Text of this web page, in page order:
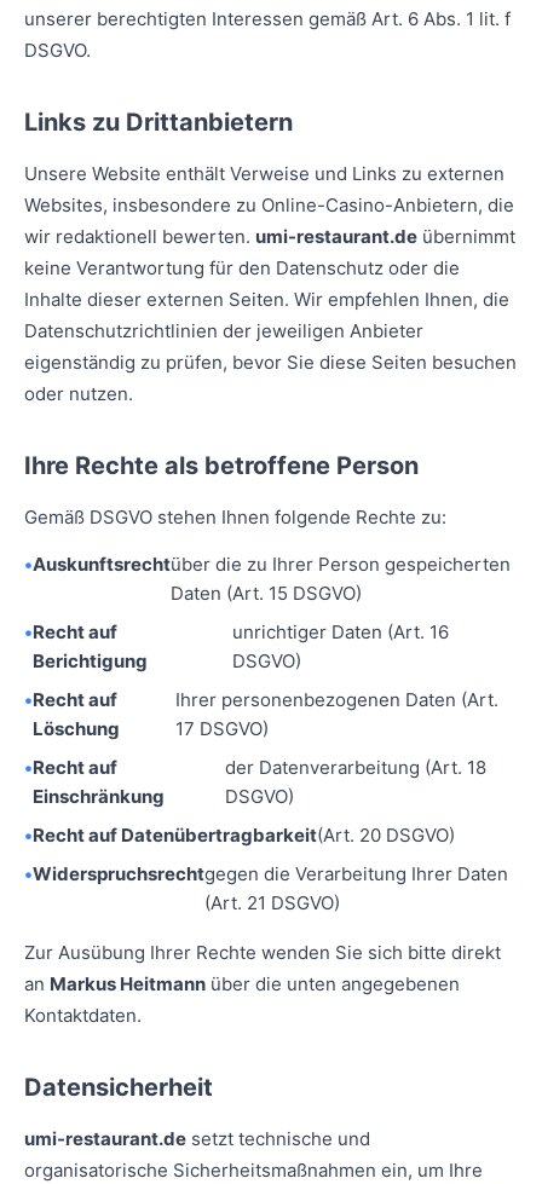
unserer berechtigten Interessen gemäß Art. 6 Abs. 1 lit. f
DSGVO.
Links zu Drittanbietern
Unsere Website enthält Verweise und Links zu externen
Websites, insbesondere zu Online-Casino-Anbietern, die
wir redaktionell bewerten. umi-restaurant.de übernimmt
keine Verantwortung für den Datenschutz oder die
Inhalte dieser externen Seiten. Wir empfehlen Ihnen, die
Datenschutzrichtlinien der jeweiligen Anbieter
eigenständig zu prüfen, bevor Sie diese Seiten besuchen
oder nutzen.
Ihre Rechte als betroffene Person
Gemäß DSGVO stehen Ihnen folgende Rechte zu:
Auskunftsrechtüber die zu Ihrer Person gespeicherten
Daten (Art. 15 DSGVO)
Recht auf
Berichtigung
unrichtiger Daten (Art. 16
DSGVO)
Recht auf
Löschung
Ihrer personenbezogenen Daten (Art.
17 DSGVO)
Recht auf
Einschränkung
der Datenverarbeitung (Art. 18
DSGVO)
Recht auf Datenübertragbarkeit(Art. 20 DSGVO)
Widerspruchsrechtgegen die Verarbeitung Ihrer Daten
(Art. 21 DSGVO)
Zur Ausübung Ihrer Rechte wenden Sie sich bitte direkt
an Markus Heitmann über die unten angegebenen
Kontaktdaten.
Datensicherheit
umi-restaurant.de setzt technische und
organisatorische Sicherheitsmaßnahmen ein, um Ihre